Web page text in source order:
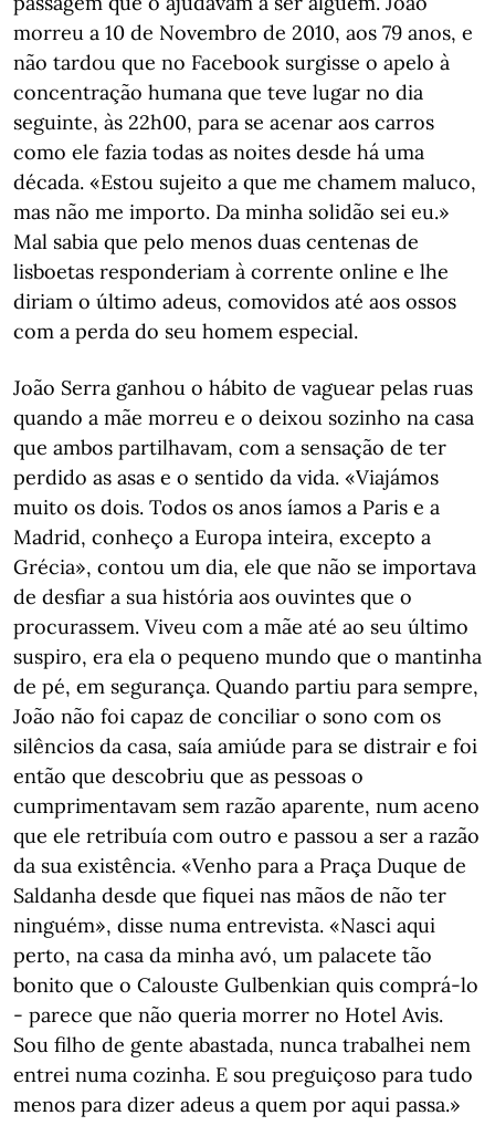
morreu a 10 de Novembro de 2010, aos 79 anos, e
não tardou que no Facebook surgisse o apelo à
concentração humana que teve lugar no dia
seguinte, às 22h00, para se acenar aos carros
como ele fazia todas as noites desde há uma
década. «Estou sujeito a que me chamem maluco,
mas não me importo. Da minha solidão sei eu.»
Mal sabia que pelo menos duas centenas de
lisboetas responderiam à corrente online e lhe
diriam o último adeus, comovidos até aos ossos
com a perda do seu homem especial.
João Serra ganhou o hábito de vaguear pelas ruas
quando a mãe morreu e o deixou sozinho na casa
que ambos partilhavam, com a sensação de ter
perdido as asas e o sentido da vida. «Viajámos
muito os dois. Todos os anos íamos a Paris e a
Madrid, conheço a Europa inteira, excepto a
Grécia», contou um dia, ele que não se importava
de desfiar a sua história aos ouvintes que o
procurassem. Viveu com a mãe até ao seu último
suspiro, era ela o pequeno mundo que o mantinha
de pé, em segurança. Quando partiu para sempre,
João não foi capaz de conciliar o sono com os
silêncios da casa, saía amiúde para se distrair e foi
então que descobriu que as pessoas o
cumprimentavam sem razão aparente, num aceno
que ele retribuía com outro e passou a ser a razão
da sua existência. «Venho para a Praça Duque de
Saldanha desde que fiquei nas mãos de não ter
ninguém», disse numa entrevista. «Nasci aqui
perto, na casa da minha avó, um palacete tão
bonito que o Calouste Gulbenkian quis comprá-lo
- parece que não queria morrer no Hotel Avis.
Sou filho de gente abastada, nunca trabalhei nem
entrei numa cozinha. E sou preguiçoso para tudo
menos para dizer adeus a quem por aqui passa.»